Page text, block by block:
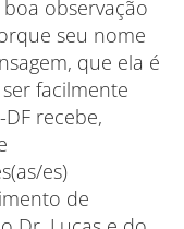
observação
seu nome
que ela é
facilmente
recebe,
es)
de